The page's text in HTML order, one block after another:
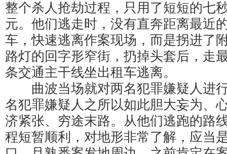
整个杀人抢劫过程，只用了短短的七
元。他们逃走时，没有直奔距离最近
车，快速逃离作案现场，而是拐进了
路灯的回字形窄街，扔掉头套后，走
条交通主干线坐出租车逃离。
曲波当场就对两名犯罪嫌疑人进
名犯罪嫌疑人之所以如此胆大妄为、
济紧张、穷途末路。从他们逃跑的路
程短暂顺利，对地形非常了解，应当